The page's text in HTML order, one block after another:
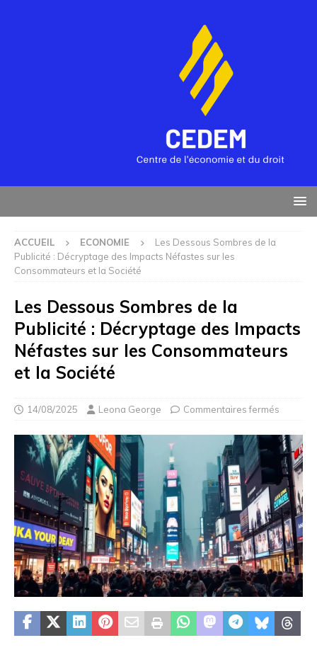
ACCUEIL ECONOMIE
Les Dessous Sombres de la
Publicité : Décryptage des Impacts Néfastes sur les
Consommateurs et la Société
Les Dessous Sombres de la
Publicité : Décryptage des Impacts
Néfastes sur les Consommateurs
et la Société
14/08/2025 Leona George Commentaires fermés